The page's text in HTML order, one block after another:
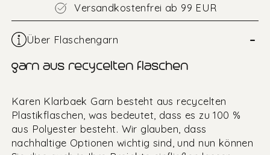
Versandkostenfrei ab 99 EUR
Über Flaschengarn
–
garn aus recycelten flaschen
Karen Klarbaek Garn besteht aus recycelten
Plastikflaschen, was bedeutet, dass es zu 100 %
aus Polyester besteht. Wir glauben, dass
nachhaltige Optionen wichtig sind, und nun können